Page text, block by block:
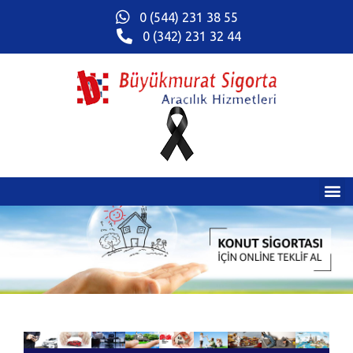
0 (544) 231 38 55
0 (342) 231 32 44